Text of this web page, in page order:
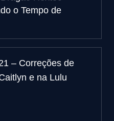
o Tempo de
– Correções de
e na Lulu